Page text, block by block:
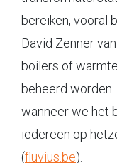
bereiken, vooral
David Zenner
boilers of
beheerd
wanneer we het
iedereen op
(fluvius.be).